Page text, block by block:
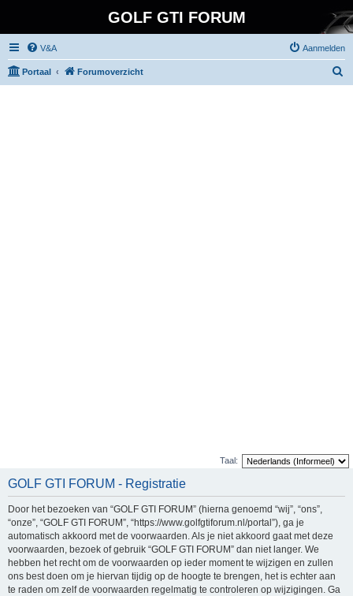
GOLF GTI FORUM
V&A Aanmelden
Portaal Forumoverzicht
Taal:
GOLF GTI FORUM - Registratie
Door het bezoeken van “GOLF GTI FORUM” (hierna genoemd “wij”, “ons”,
“onze”, “GOLF GTI FORUM”, “https://www.golfgtiforum.nl/portal”), ga je
automatisch akkoord met de voorwaarden. Als je niet akkoord gaat met deze
voorwaarden, bezoek of gebruik “GOLF GTI FORUM” dan niet langer. We
hebben het recht om de voorwaarden op ieder moment te wijzigen en zullen
ons best doen om je hiervan tijdig op de hoogte te brengen, het is echter aan
te raden om zelf de voorwaarden regelmatig te controleren op wijzigingen. Ga